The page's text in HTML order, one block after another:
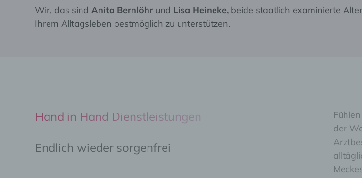
Wir, das sind Anita Bernlöhr und Lisa Heineke, beide staatlich examinierte
Ihrem Alltagsleben bestmöglich zu unterstützen.
Hand in Hand Dienstleistungen
Endlich wieder sorgenfrei
der